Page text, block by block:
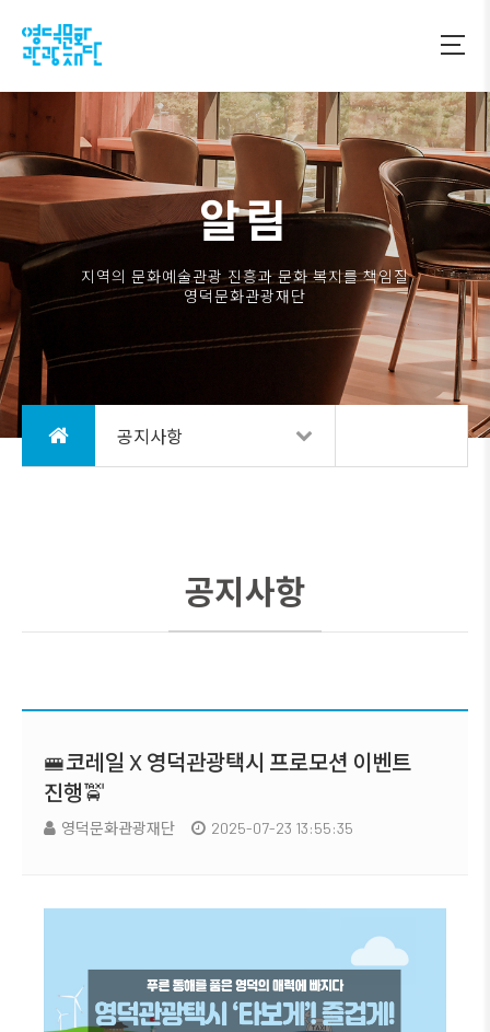
알림
지역의 문화예술관광 진흥과 문화 복지를 책임질
영덕문화관광재단
공지사항
공지사항
🚝코레일 X 영덕관광택시 프로모션 이벤트
진행🚖
영덕문화관광재단 2025-07-23 13:55:35